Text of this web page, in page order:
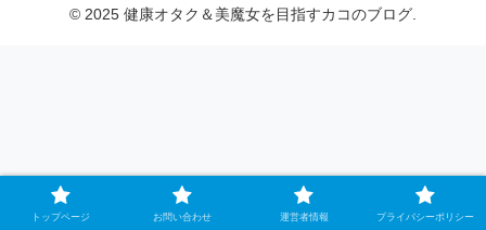
© 2025 健康オタク＆美魔女を目指すカコのブログ.
トップページ お問い合わせ 運営者情報 プライバシーポリシー